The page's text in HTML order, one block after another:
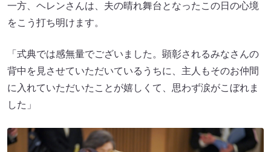
一方、ヘレンさんは、夫の晴れ舞台となったこの日の心境
をこう打ち明けます。
「式典では感無量でございました。顕彰されるみなさんの
背中を見させていただいているうちに、主人もそのお仲間
に入れていただいたことが嬉しくて、思わず涙がこぼれま
した」